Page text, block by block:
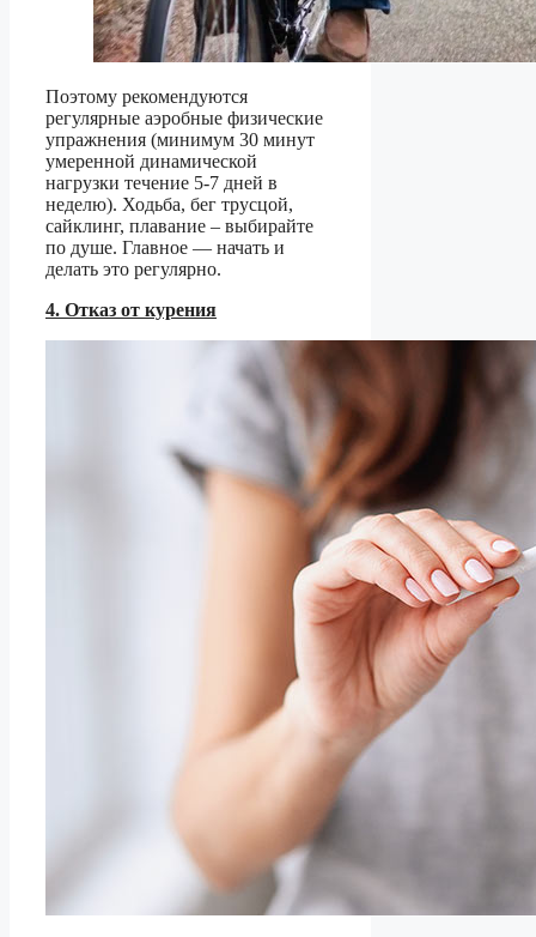
Поэтому рекомендуются
регулярные аэробные физические
упражнения (минимум 30 минут
умеренной динамической
нагрузки течение 5-7 дней в
неделю). Ходьба, бег трусцой,
сайклинг, плавание – выбирайте
по душе. Главное — начать и
делать это регулярно.
4. Отказ от курения